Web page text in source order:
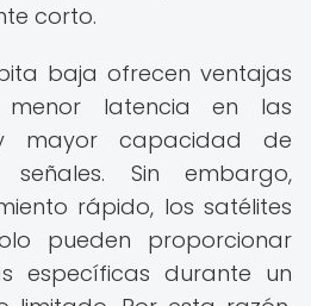
corto.
baja ofrecen ventajas
latencia en las
mayor capacidad de
señales. Sin embargo,
rápido, los satélites
pueden proporcionar
específicas durante un